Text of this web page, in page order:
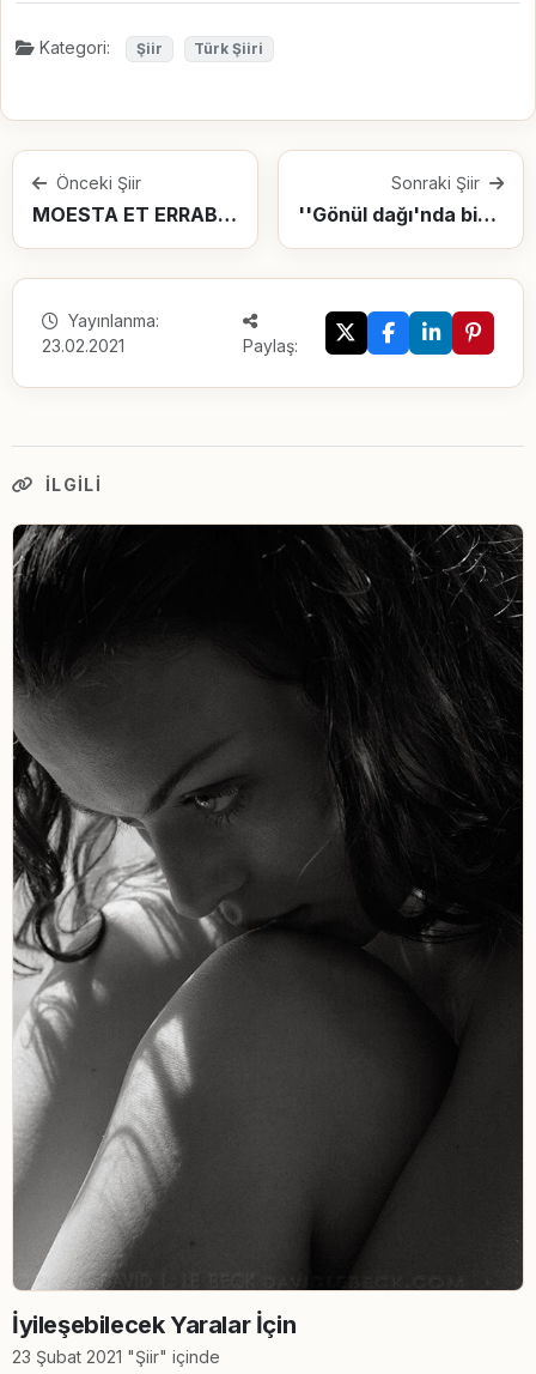
Kategori: Şiir Türk Şiiri
Önceki Şiir
MOESTA ET ERRABUNDA
Sonraki Şiir
''Gönül dağı'nda bir garip'' : Neşet Ertaş (*)
Yayınlanma:
23.02.2021
Paylaş:
İLGILI
İyileşebilecek Yaralar İçin
23 Şubat 2021 "Şiir" içinde